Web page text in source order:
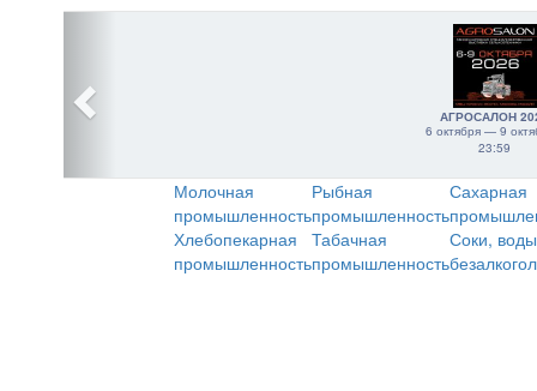
АГРОСАЛОН
6 октября — 9
23:59
Молочная
промышленность
Рыбная
промышленность
Сахарная
Хлебопекарная
промышленность
Табачная
промышленность
Соки,